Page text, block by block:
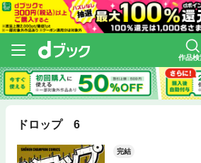
作品検
ドロップ 6
完結